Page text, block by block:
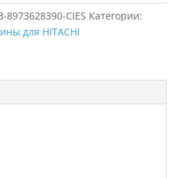
8973628390-CIES Категории:
для HITACHI